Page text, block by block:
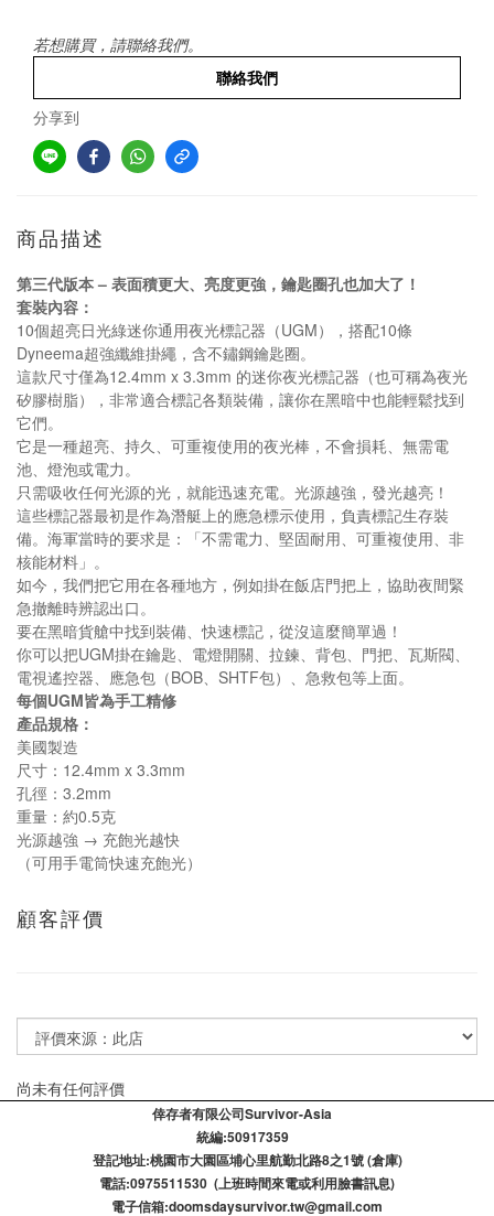
若想購買，請聯絡我們。
聯絡我們
分享到
商品描述
第三代版本 – 表面積更大、亮度更強，鑰匙圈孔也加大了！
套裝內容：
10個超亮日光綠迷你通用夜光標記器（UGM），搭配10條
Dyneema超強纖維掛繩，含不鏽鋼鑰匙圈。
這款尺寸僅為12.4mm x 3.3mm 的迷你夜光標記器（也可稱為夜光
矽膠樹脂），非常適合標記各類裝備，讓你在黑暗中也能輕鬆找到
它們。
它是一種超亮、持久、可重複使用的夜光棒，不會損耗、無需電
池、燈泡或電力。
只需吸收任何光源的光，就能迅速充電。光源越強，發光越亮！
這些標記器最初是作為潛艇上的應急標示使用，負責標記生存裝
備。海軍當時的要求是：「不需電力、堅固耐用、可重複使用、非
核能材料」。
如今，我們把它用在各種地方，例如掛在飯店門把上，協助夜間緊
急撤離時辨認出口。
要在黑暗貨艙中找到裝備、快速標記，從沒這麼簡單過！
你可以把UGM掛在鑰匙、電燈開關、拉鍊、背包、門把、瓦斯閥、
電視遙控器、應急包（BOB、SHTF包）、急救包等上面。
每個UGM皆為手工精修
產品規格：
美國製造
尺寸：12.4mm x 3.3mm
孔徑：3.2mm
重量：約0.5克
光源越強 → 充飽光越快
（可用手電筒快速充飽光）
顧客評價
尚未有任何評價
倖存者有限公司Survivor-Asia
統編:50917359
登記​地址:桃園市大園區埔心里航勤北路8之1號 (倉庫)
電話:0975511530 (上班時間來電或利用臉書訊息)
電子信箱:doomsdaysurvivor.tw@gmail.com